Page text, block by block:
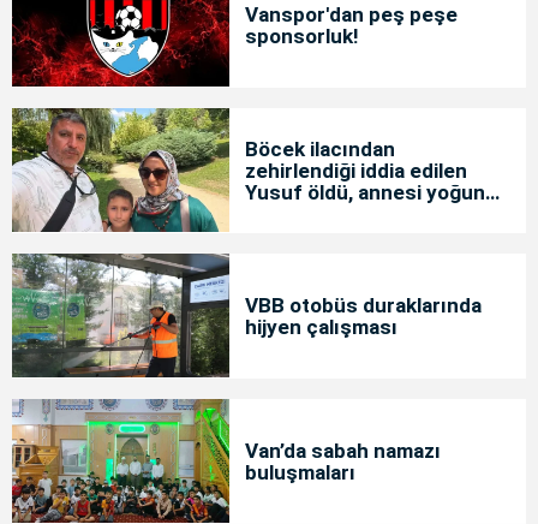
Vanspor'dan peş peşe
sponsorluk!
Böcek ilacından
zehirlendiği iddia edilen
Yusuf öldü, annesi yoğun
VBB otobüs duraklarında
hijyen çalışması
Van’da sabah namazı
buluşmaları